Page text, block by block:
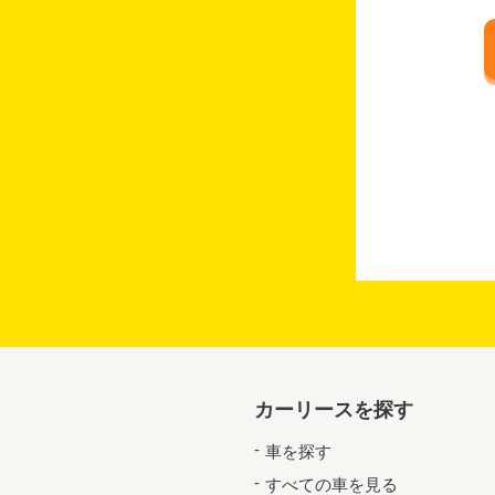
カーリースを探す
車を探す
すべての車を見る